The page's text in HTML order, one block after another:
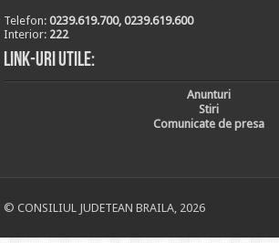
Telefon:0239.619.700, 0239.619.600
Interior: 222
Link-uri utile:
Anunturi
Stiri
Comunicate de presa
© CONSILIUL JUDETEAN BRAILA, 2026